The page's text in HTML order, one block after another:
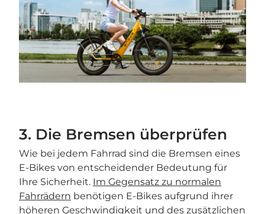
3. Die Bremsen überprüfen
Wie bei jedem Fahrrad sind die Bremsen eines
E-Bikes von entscheidender Bedeutung für
Ihre Sicherheit. Im Gegensatz zu normalen
Fahrrädern benötigen E-Bikes aufgrund ihrer
höheren Geschwindigkeit und des zusätzlichen